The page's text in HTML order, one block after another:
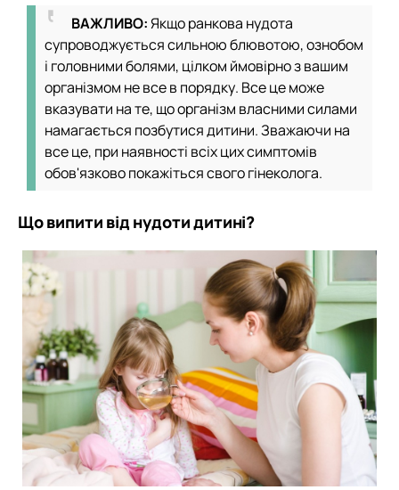
ВАЖЛИВО:Якщо ранкова нудота
супроводжується сильною блювотою, ознобом
і головними болями, цілком ймовірно з вашим
організмом не все в порядку. Все це може
вказувати на те, що організм власними силами
намагається позбутися дитини. Зважаючи на
все це, при наявності всіх цих симптомів
обов'язково покажіться свого гінеколога.
Що випити від нудоти дитині?